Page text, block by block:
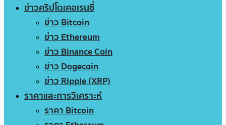
ข่าวคริปโตเคอเรนซี่
ข่าว Bitcoin
ข่าว Ethereum
ข่าว Binance Coin
ข่าว Dogecoin
ข่าว Ripple (XRP)
ราคาและการวิเคราะห์
ราคา Bitcoin